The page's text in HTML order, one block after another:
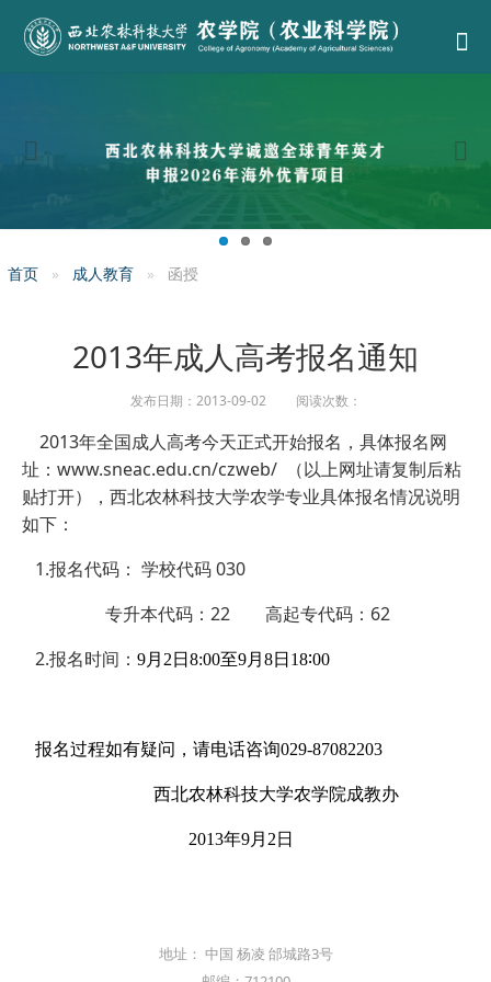
首页 成人教育 函授
2013年成人高考报名通知
发布日期：2013-09-02 阅读次数：
2013年全国成人高考今天正式开始报名，具体报名网
址：www.sneac.edu.cn/czweb/ （以上网址请复制后粘
贴打开），西北农林科技大学农学专业具体报名情况说明
如下：
1.报名代码： 学校代码 030
专升本代码：22 高起专代码：62
2.报名时间： 9月 2 日 8:00至9月 8日 18∶00
报名过程如有疑问，请电话咨询029-87082203
西北农林科技大学农学院成教办
2013年9月2日
地址： 中国 杨凌 邰城路3号